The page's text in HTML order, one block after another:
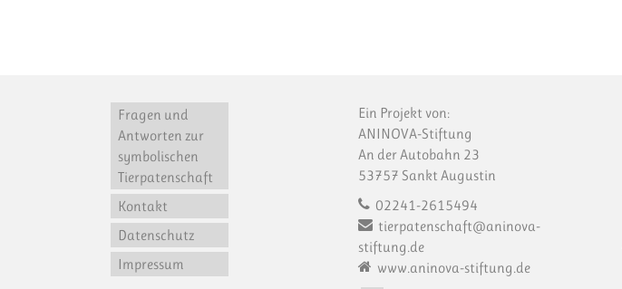
Fragen und
Antworten zur
symbolischen
Tierpatenschaft
Kontakt
Datenschutz
Impressum
Ein Projekt von:
ANINOVA-Stiftung
An der Autobahn 23
53757 Sankt Augustin
02241-2615494
tierpatenschaft@aninova-
stiftung.de
www.aninova-stiftung.de